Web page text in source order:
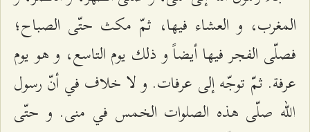
المغرب، و العشاء فيها، ثمّ مكث حتّى الصباح؛
فصلّى الفجر فيها أيضاً و ذلك يوم التاسع، و هو يوم
عرفة. ثمّ توجّه إلى عرفات. و لا خلاف في أنّ رسول
الله صلّى هذه الصلوات الخمس في منى. و حتّى